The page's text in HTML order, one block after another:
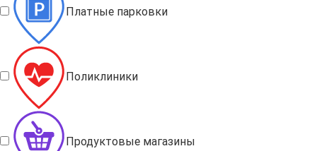
Платные парковки
Поликлиники
Продуктовые магазины